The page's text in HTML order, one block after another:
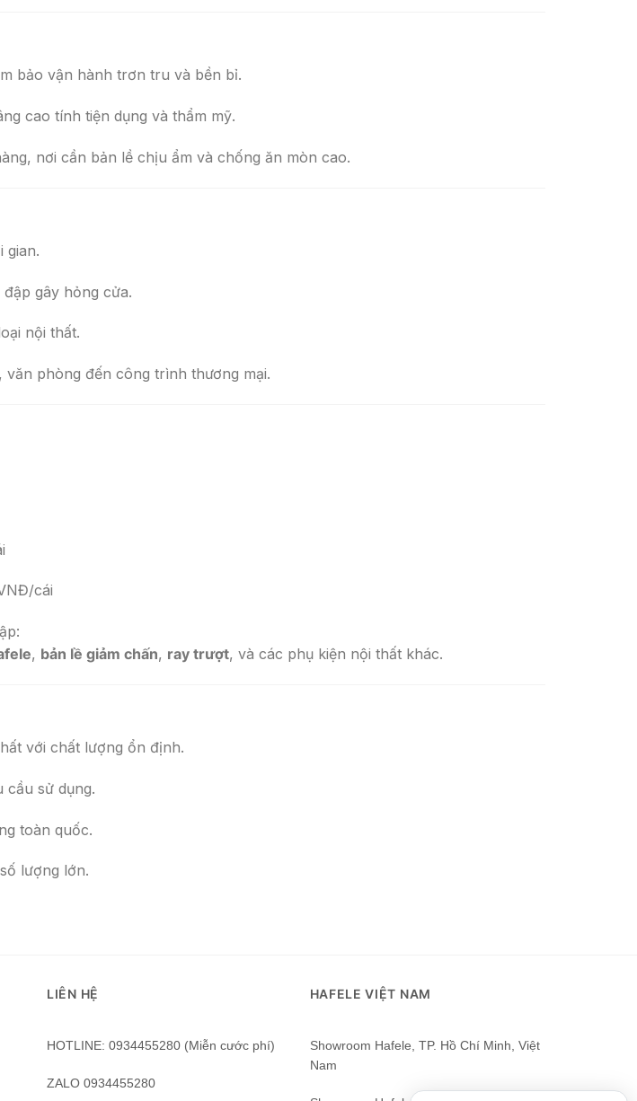
bảo vận hành trơn tru và bền bỉ.
cao tính tiện dụng và thẩm mỹ.
nơi cần bản lề chịu ẩm và chống ăn mòn cao.
gian.
gây hỏng cửa.
nội thất.
phòng đến công trình thương mại.
cái
, bản lề giảm chấn, ray trượt, và các phụ kiện nội thất khác.
với chất lượng ổn định.
sử dụng.
toàn quốc.
lượng lớn.
LIÊN HỆ
HOTLINE: 0934455280 (Miễn cước phí)
ZALO 0934455280
HAFELE VIỆT NAM
Showroom Hafele, TP. Hồ Chí Minh, Việt
Nam